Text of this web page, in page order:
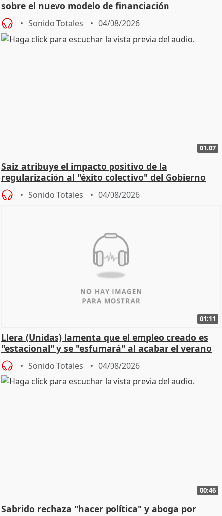
sobre el nuevo modelo de financiación
Sonido Totales 04/08/2026
01:07
Saiz atribuye el impacto positivo de la
regularización al "éxito colectivo" del Gobierno
Sonido Totales 04/08/2026
01:11
Llera (Unidas) lamenta que el empleo creado es
"estacional" y se "esfumará" al acabar el verano
Sonido Totales 04/08/2026
00:46
Sabrido rechaza "hacer política" y aboga por